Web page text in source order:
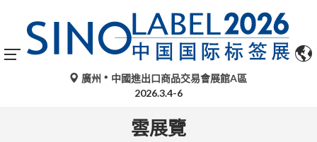
廣州
中國進出口商品交易會展館A區
2026.3.4-6
雲展覽